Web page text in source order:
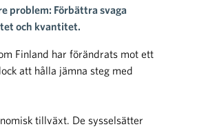
problem: Förbättra svaga
och kvantitet.
Finland har förändrats mot ett
att hålla jämna steg med
tillväxt. De sysselsätter